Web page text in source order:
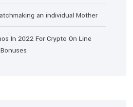
an individual Mother
In 2022 For Crypto On Line